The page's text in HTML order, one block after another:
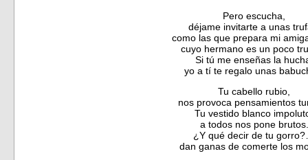
Pero escucha,
déjame invitarte a unas
como las que prepara mi
cuyo hermano es un poco
Si tú me enseñas la
yo a tí te regalo unas
Tu cabello rubio,
nos provoca pensamientos
Tu vestido blanco
a todos nos pone brutos.
¿Y qué decir de tu
dan ganas de comerte los